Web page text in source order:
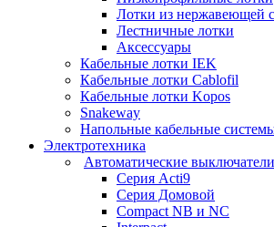
Лотки из нержавеющей
Лестничные лотки
Аксессуары
Кабельные лотки IEK
Кабельные лотки Cablofil
Кабельные лотки Kopos
Snakeway
Напольные кабельные
Электротехника
Автоматические выключатели
Серия Acti9
Серия Домовой
Compact NB и NC